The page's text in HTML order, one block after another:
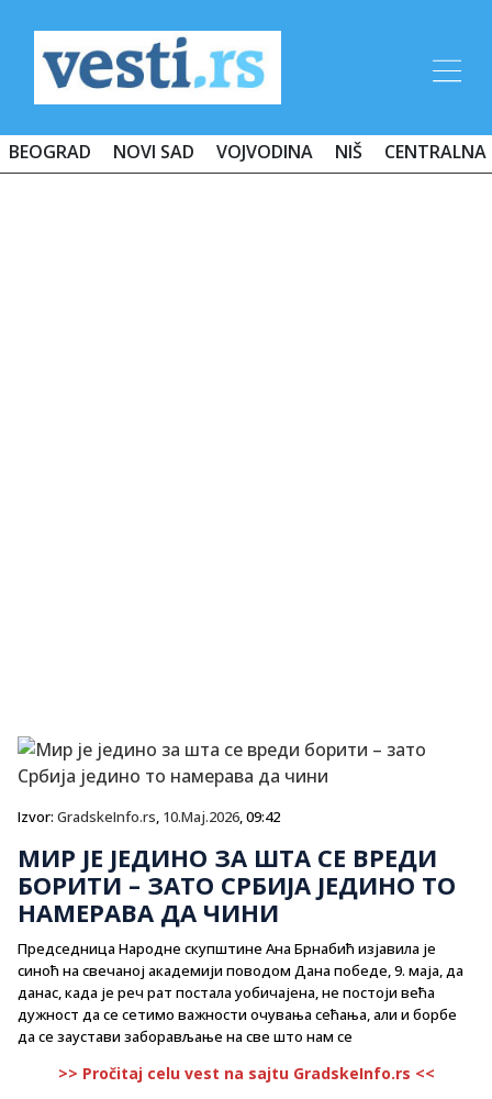
BEOGRAD NOVI SAD VOJVODINA NIŠ CENTRALNA
Izvor: GradskeInfo.rs, 10.Maj.2026, 09:42
МИР ЈЕ ЈЕДИНО ЗА ШТА СЕ ВРЕДИ
БОРИТИ – ЗАТО СРБИЈА ЈЕДИНО ТО
НАМЕРАВА ДА ЧИНИ
Председница Народне скупштине Ана Брнабић изјавила је
синоћ на свечаној академији поводом Дана победе, 9. маја, да
данас, када је реч рат постала уобичајена, не постоји већа
дужност да се сетимо важности очувања сећања, али и борбе
да се заустави заборављање на све што нам се
>> Pročitaj celu vest na sajtu GradskeInfo.rs <<